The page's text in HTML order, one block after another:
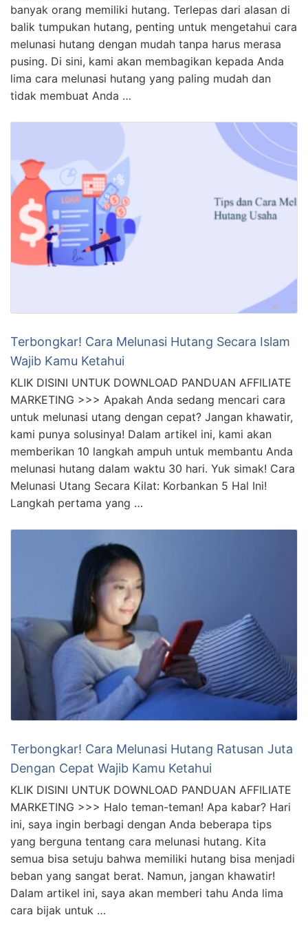
banyak orang memiliki hutang. Terlepas dari alasan di
balik tumpukan hutang, penting untuk mengetahui cara
melunasi hutang dengan mudah tanpa harus merasa
pusing. Di sini, kami akan membagikan kepada Anda
lima cara melunasi hutang yang paling mudah dan
tidak membuat Anda …
Terbongkar! Cara Melunasi Hutang Secara Islam
Wajib Kamu Ketahui
KLIK DISINI UNTUK DOWNLOAD PANDUAN AFFILIATE
MARKETING >>> Apakah Anda sedang mencari cara
untuk melunasi utang dengan cepat? Jangan khawatir,
kami punya solusinya! Dalam artikel ini, kami akan
memberikan 10 langkah ampuh untuk membantu Anda
melunasi hutang dalam waktu 30 hari. Yuk simak! Cara
Melunasi Utang Secara Kilat: Korbankan 5 Hal Ini!
Langkah pertama yang …
Terbongkar! Cara Melunasi Hutang Ratusan Juta
Dengan Cepat Wajib Kamu Ketahui
KLIK DISINI UNTUK DOWNLOAD PANDUAN AFFILIATE
MARKETING >>> Halo teman-teman! Apa kabar? Hari
ini, saya ingin berbagi dengan Anda beberapa tips
yang berguna tentang cara melunasi hutang. Kita
semua bisa setuju bahwa memiliki hutang bisa menjadi
beban yang sangat berat. Namun, jangan khawatir!
Dalam artikel ini, saya akan memberi tahu Anda lima
cara bijak untuk …